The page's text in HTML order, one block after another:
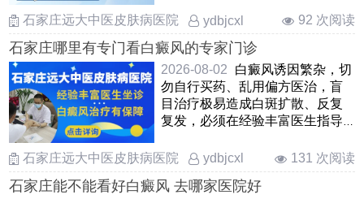
……
石家庄远大中医皮肤病医院 ydbjcxl 92 次阅读
石家庄哪里有专门看白癜风的专家门诊
2026-08-02
白癜风诱因繁杂，切
勿自行买药、乱用偏方医治，盲
目治疗极易造成白斑扩散、反复
复发，必须在经验丰富医生指导
石家庄远大中医皮肤病医院
ydbjcxl 131 次阅读
石家庄能不能看好白癜风 去哪家医院好